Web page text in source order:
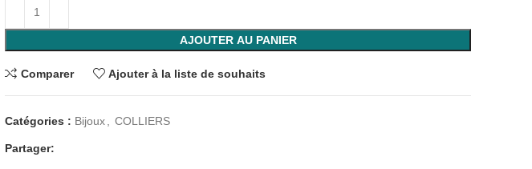
AJOUTER AU PANIER
Comparer Ajouter à la liste de souhaits
Catégories : Bijoux COLLIERS
Partager: